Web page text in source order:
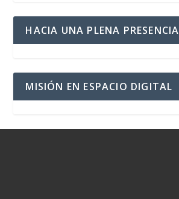
HACIA UNA PLENA PRESENCIA
MISIÓN EN ESPACIO DIGITAL